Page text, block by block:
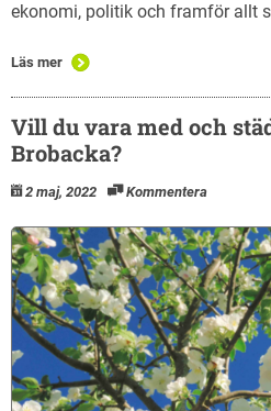
ekonomi, politik och framför allt
Läs mer
Vill du vara med och
Brobacka?
2 maj, 2022 Kommentera